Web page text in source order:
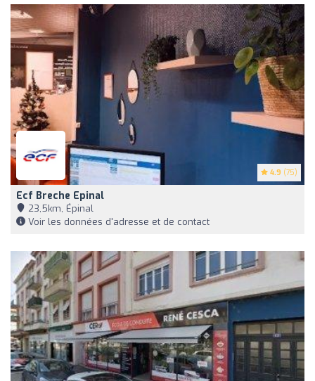
4.9 (75)
Ecf Breche Epinal
23,5km, Épinal
Voir les données d'adresse et de contact